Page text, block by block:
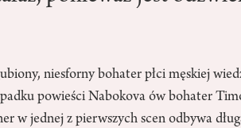
niesforny bohater płci męskiej
powieści Nabokova ów bohater
w jednej z pierwszych scen odbywa